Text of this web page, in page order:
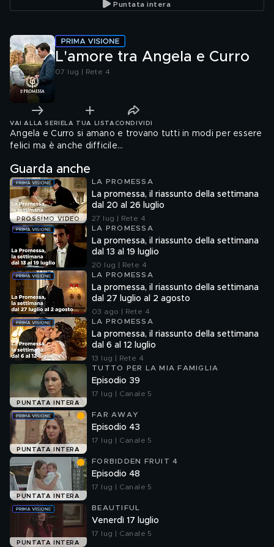
Puntata intera
L'amore tra Angela e Curro
07 lug | Rete 4
VAI ALLA SERIE LA TUA LISTA CONDIVIDI
Angela e Curro si amano e trovano tutti in modi per essere
felici ma è anche difficile...
Guarda anche
PROSSIMO VIDEO
LA PROMESSA
La promessa, il riassunto della settimana
dal 20 al 26 luglio
27 lug | Rete 4
LA PROMESSA
La promessa, il riassunto della settimana
dal 13 al 19 luglio
20 lug | Rete 4
LA PROMESSA
La promessa, il riassunto della settimana
dal 27 luglio al 2 agosto
03 ago | Rete 4
LA PROMESSA
La promessa, il riassunto della settimana
dal 6 al 12 luglio
13 lug | Rete 4
PUNTATA INTERA
TUTTO PER LA MIA FAMIGLIA
Episodio 39
17 lug | Canale 5
PUNTATA INTERA
FAR AWAY
Episodio 43
17 lug | Canale 5
PUNTATA INTERA
FORBIDDEN FRUIT 4
Episodio 48
17 lug | Canale 5
PUNTATA INTERA
BEAUTIFUL
Venerdì 17 luglio
17 lug | Canale 5